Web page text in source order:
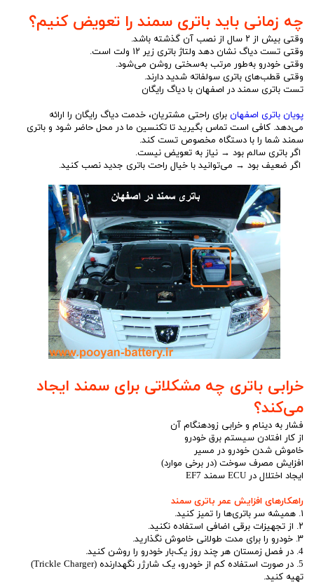
چه زمانی باید باتری سمند را تعویض کنیم؟
وقتی بیش از ۲ سال از نصب آن گذشته باشد.
وقتی تست دیاگ نشان دهد ولتاژ باتری زیر ۱۲ ولت است.
وقتی خودرو به‌طور مرتب به‌سختی روشن می‌شود.
وقتی قطب‌های باتری سولفاته شدید دارند.
تست باتری سمند در اصفهان با دیاگ رایگان
پویان باتری اصفهان برای راحتی مشتریان، خدمت دیاگ رایگان را ارائه
می‌دهد. کافی است تماس بگیرید تا تکنسین ما در محل حاضر شود و باتری
سمند شما را با دستگاه مخصوص تست کند.
اگر باتری سالم بود → نیاز به تعویض نیست.
اگر ضعیف بود → می‌توانید با خیال راحت باتری جدید نصب کنید.
خرابی باتری چه مشکلاتی برای سمند ایجاد
می‌کند؟
فشار به دینام و خرابی زودهنگام آن
از کار افتادن سیستم برق خودرو
خاموش شدن خودرو در مسیر
افزایش مصرف سوخت (در برخی موارد)
ایجاد اختلال در ECU سمند EF7
راهکارهای افزایش عمر باتری سمند
۱. همیشه سر باتری‌ها را تمیز کنید.
۲. از تجهیزات برقی اضافی استفاده نکنید.
۳. خودرو را برای مدت طولانی خاموش نگذارید.
4. در فصل زمستان هر چند روز یک‌بار خودرو را روشن کنید.
5. در صورت استفاده کم از خودرو، یک شارژر نگهدارنده (Trickle Charger)
تهیه کنید.